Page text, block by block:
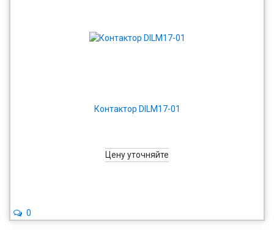
Контактор DILM17-01
Цену уточняйте
0